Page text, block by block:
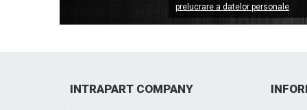
prelucrare a datelor personale.
INTRAPART COMPANY